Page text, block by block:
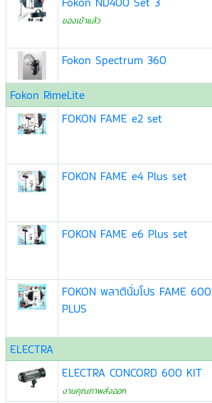
ของเข้าแล้ว
Fokon Spectrum 360
Fokon RimeLite
FOKON FAME e2 set
FOKON FAME e4 Plus set
FOKON FAME e6 Plus set
FOKON พลาตินั่มโปร FAME 600
PLUS
ELECTRA
ELECTRA CONCORD 600 KIT
งานคุณภาพส่งออก